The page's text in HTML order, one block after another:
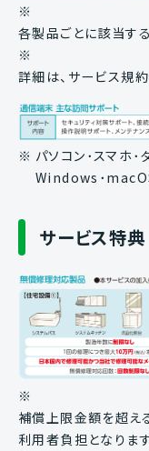
※
各製品ごとに該当す
※
詳細は、サービス規約
※ パソコン･スマホ･
Windows･
サービス特典
※
補償上限金額を超え
利用者負担となります